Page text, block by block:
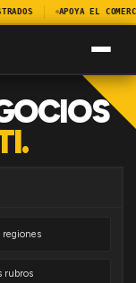
APOYA EL